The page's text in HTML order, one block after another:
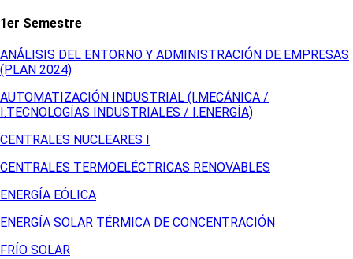
1er Semestre
ANÁLISIS DEL ENTORNO Y ADMINISTRACIÓN DE EMPRESAS
(PLAN 2024)
AUTOMATIZACIÓN INDUSTRIAL (I.MECÁNICA /
I.TECNOLOGÍAS INDUSTRIALES / I.ENERGÍA)
CENTRALES NUCLEARES I
CENTRALES TERMOELÉCTRICAS RENOVABLES
ENERGÍA EÓLICA
ENERGÍA SOLAR TÉRMICA DE CONCENTRACIÓN
FRÍO SOLAR